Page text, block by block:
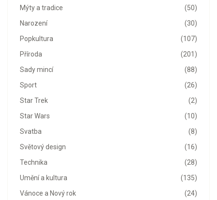
(50)
Mýty a tradice
(30)
Narození
(107)
Popkultura
(201)
Příroda
(88)
Sady mincí
(26)
Sport
(2)
Star Trek
(10)
Star Wars
(8)
Svatba
(16)
Světový design
(28)
Technika
(135)
Umění a kultura
(24)
Vánoce a Nový rok